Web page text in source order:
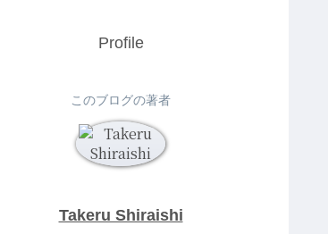
Profile
このブログの著者
Takeru Shiraishi